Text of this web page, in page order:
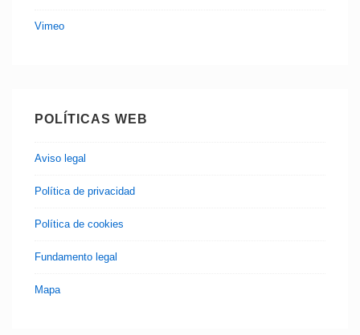
Vimeo
POLÍTICAS WEB
Aviso legal
Política de privacidad
Política de cookies
Fundamento legal
Mapa